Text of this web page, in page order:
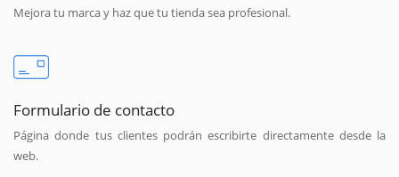
Mejora tu marca y haz que tu tienda sea profesional.
Formulario de contacto
Página donde tus clientes podrán escribirte directamente desde la
web.